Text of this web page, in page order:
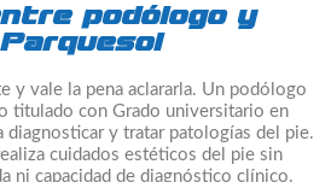
podólogo y
y vale la pena aclararla. Un podólogo
titulado con Grado universitario en
diagnosticar y tratar patologías del pie.
cuidados estéticos del pie sin
ni capacidad de diagnóstico clínico.